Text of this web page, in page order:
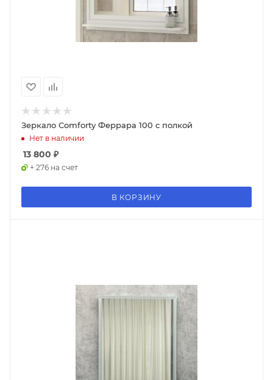
Зеркало Comforty Феррара 100 с полкой
Нет в наличии
13 800 ₽
+ 276 на счет
В КОРЗИНУ